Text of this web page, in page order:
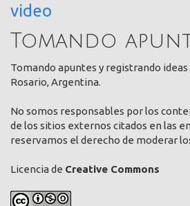
video
Tomando
Tomando apuntes y registrando ideas
Rosario, Argentina.
No somos responsables por los
de los sitios externos citados en las
reservamos el derecho de moderar
Licencia de Creative Commons